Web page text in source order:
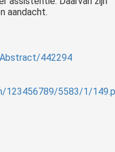
aandacht.
442294
123456789/5583/1/